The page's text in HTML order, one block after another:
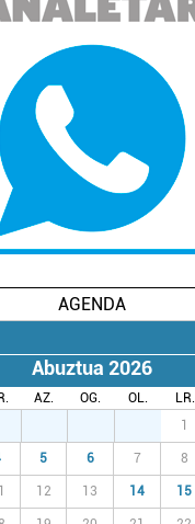
AGENDA
Abuztua 2026
AZ. OG. OL. LR.
1
5 6 7 8
12 13 14 15